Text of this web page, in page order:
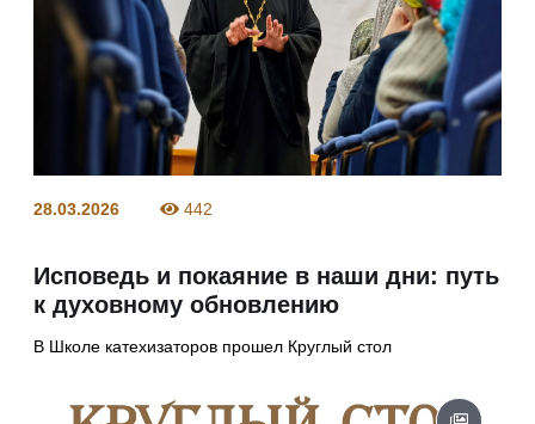
28.03.2026 442
Исповедь и покаяние в наши дни: путь
к духовному обновлению
В Школе катехизаторов прошел Круглый стол